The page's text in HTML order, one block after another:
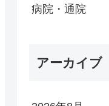
病院・通院
アーカイブ